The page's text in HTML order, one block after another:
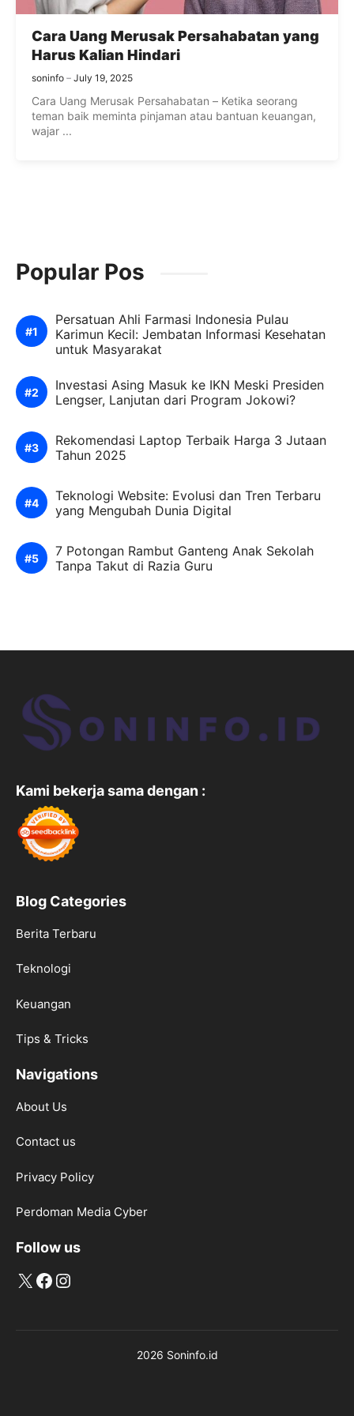
Cara Uang Merusak Persahabatan yang
Harus Kalian Hindari
soninfo July 19, 2025
Cara Uang Merusak Persahabatan – Ketika seorang
teman baik meminta pinjaman atau bantuan keuangan,
wajar ...
Popular Pos
Persatuan Ahli Farmasi Indonesia Pulau
Karimun Kecil: Jembatan Informasi Kesehatan
untuk Masyarakat
Investasi Asing Masuk ke IKN Meski Presiden
Lengser, Lanjutan dari Program Jokowi?
Rekomendasi Laptop Terbaik Harga 3 Jutaan
Tahun 2025
Teknologi Website: Evolusi dan Tren Terbaru
yang Mengubah Dunia Digital
7 Potongan Rambut Ganteng Anak Sekolah
Tanpa Takut di Razia Guru
Kami bekerja sama dengan :
Blog Categories
Berita Terbaru
Teknologi
Keuangan
Tips & Tricks
Navigations
About Us
Contact us
Privacy Policy
Perdoman Media Cyber
Follow us
X Facebook
Instagram
2026 Soninfo.id